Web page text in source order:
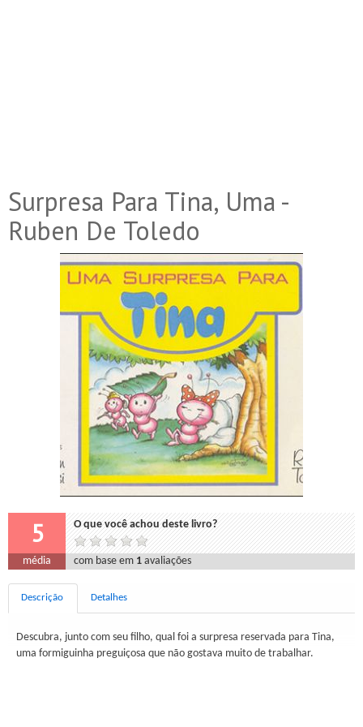
Surpresa Para Tina, Uma -
Ruben De Toledo
5 O que você achou deste livro?
média com base em 1 avaliações
Descrição Detalhes
Descubra, junto com seu filho, qual foi a surpresa reservada para Tina,
uma formiguinha preguiçosa que não gostava muito de trabalhar.